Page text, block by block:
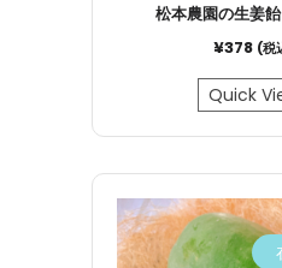
松本農園の生姜
¥378 (税
Quick